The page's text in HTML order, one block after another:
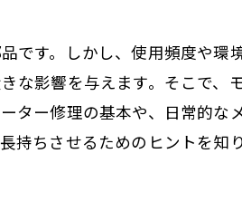
です。しかし、使用頻度や環
な影響を与えます。そこで、
ター修理の基本や、日常的
持ちさせるためのヒントを知